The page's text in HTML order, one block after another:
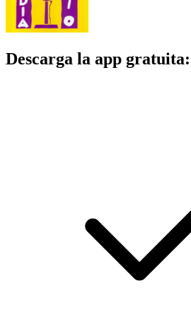
Descarga la app